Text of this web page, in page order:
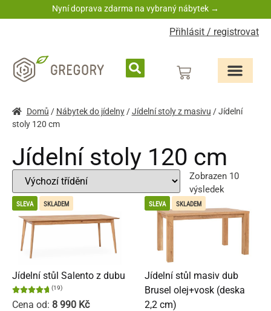
Nyní doprava zdarma na vybraný nábytek →
Přihlásit / registrovat
Domů / Nábytek do jídelny/Jídelní stoly z masivu / Jídelní
stoly 120 cm
Jídelní stoly 120 cm
Zobrazen 10
výsledek
SLEVA SKLADEM
Jídelní stůl Salento z dubu
(19)
Cena od: 8 990 Kč
SLEVA SKLADEM
Jídelní stůl masiv dub
Brusel olej+vosk (deska
2,2 cm)